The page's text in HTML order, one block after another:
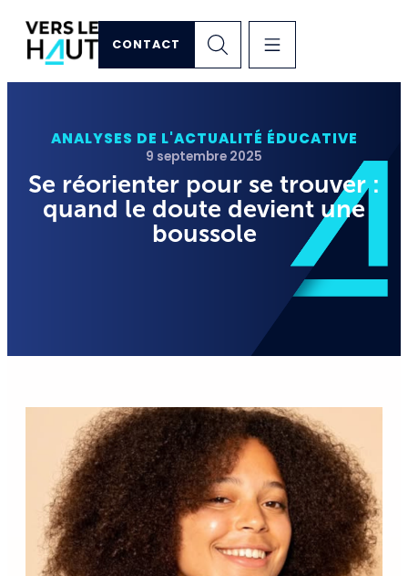
CONTACT
ANALYSES DE L'ACTUALITÉ ÉDUCATIVE
9 septembre 2025
Se réorienter pour se trouver :
quand le doute devient une
boussole